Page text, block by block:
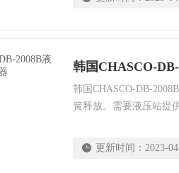
韩国CHASCO-
韩国CHASCO-DB-
簧释放。需要液压站提
更新时间： 2023-